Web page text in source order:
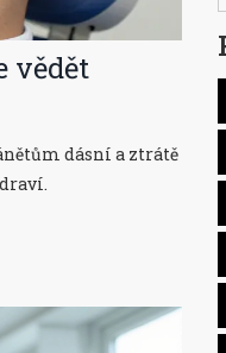
vědět
dásní a ztrátě